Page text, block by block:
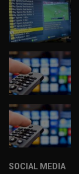
SOCIAL MEDIA